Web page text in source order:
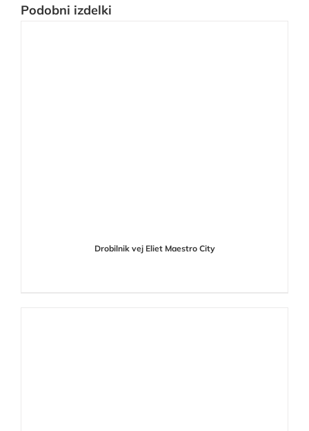
Podobni izdelki
Drobilnik vej Eliet Maestro City